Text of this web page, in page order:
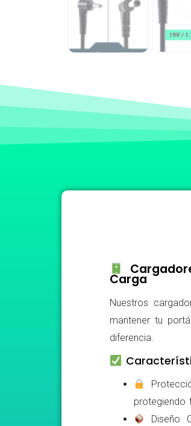
Carga
Nuestros
mantener tu
diferencia.
protegiendo
Diseño